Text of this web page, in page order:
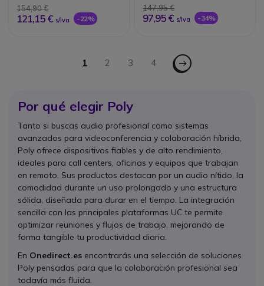
154,90 €
121,15 € s/Iva -22%
147,95 €
97,95 € s/Iva -34%
Página
Actualmente estás leyendo página
1 Página
2 Página
3 Página
4 Página - Siguiente
Por qué elegir Poly
Tanto si buscas audio profesional como sistemas
avanzados para videoconferencia y colaboración híbrida,
Poly ofrece dispositivos fiables y de alto rendimiento,
ideales para call centers, oficinas y equipos que trabajan
en remoto. Sus productos destacan por un audio nítido, la
comodidad durante un uso prolongado y una estructura
sólida, diseñada para durar en el tiempo. La integración
sencilla con las principales plataformas UC te permite
optimizar reuniones y flujos de trabajo, mejorando de
forma tangible tu productividad diaria.
En Onedirect.es encontrarás una selección de soluciones
Poly pensadas para que la colaboración profesional sea
todavía más fluida.